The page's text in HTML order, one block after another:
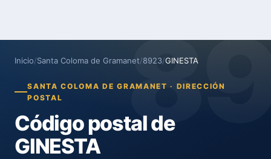
Inicio/Santa Coloma de Gramanet/8923/GINESTA
SANTA COLOMA DE GRAMANET · DIRECCIÓN
POSTAL
Código postal de
GINESTA